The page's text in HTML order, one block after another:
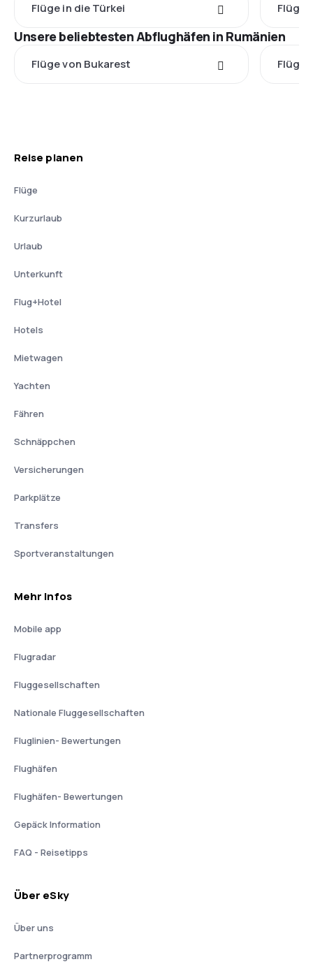
Flüge in die Türkei Flüge
Unsere beliebtesten Abflughäfen in Rumänien
Flüge von Bukarest Flüge
Reise planen
Flüge
Kurzurlaub
Urlaub
Unterkunft
Flug+Hotel
Hotels
Mietwagen
Yachten
Fähren
Schnäppchen
Versicherungen
Parkplätze
Transfers
Sportveranstaltungen
Mehr Infos
Mobile app
Flugradar
Fluggesellschaften
Nationale Fluggesellschaften
Fluglinien- Bewertungen
Flughäfen
Flughäfen- Bewertungen
Gepäck Information
FAQ - Reisetipps
Über eSky
Über uns
Partnerprogramm